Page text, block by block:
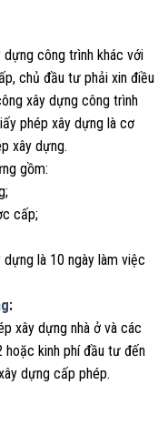
dựng công trình khác với
chủ đầu tư phải xin điều
xây dựng công trình
phép xây dựng là cơ
xây dựng.
gồm:
cấp;
là 10 ngày làm việc
:
xây dựng nhà ở và các
kinh phí đầu tư đến
dựng cấp phép.